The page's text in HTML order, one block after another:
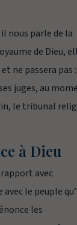
nous parle de la
de Dieu,
ne passera pas
juges, au
le tribunal
à Dieu
rapport avec
avec le peuple
les